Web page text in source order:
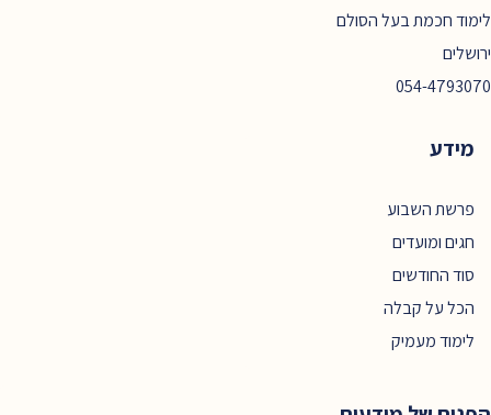
לימוד חכמת בעל הסולם
ירושלים
054-4793070
מידע
פרשת השבוע
חגים ומועדים
סוד החודשים
הכל על קבלה
לימוד מעמיק